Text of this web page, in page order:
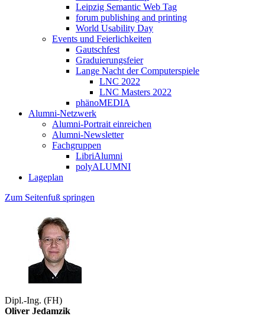
Leipzig Semantic Web Tag
forum publishing and printing
World Usability Day
Events und Feierlichkeiten
Gautschfest
Graduierungsfeier
Lange Nacht der Computerspiele
LNC 2022
LNC Masters 2022
phänoMEDIA
Alumni-Netzwerk
Alumni-Portrait einreichen
Alumni-Newsletter
Fachgruppen
LibriAlumni
polyALUMNI
Lageplan
Zum Seitenfuß springen
Dipl.-Ing. (FH)
Oliver Jedamzik